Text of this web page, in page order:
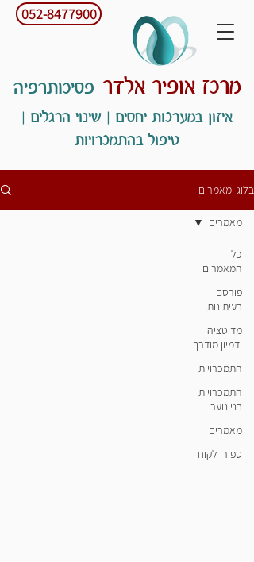
052-8477900
מרכז אופיר אלדר פסיכותרפיה
איזון במערכות יחסים | שינוי הרגלים |
טיפול בהתמכרויות
בלוג ומאמרים
כל
המאמרים
פורסם
בעיתונות
מדיטציה
ודמיון מודרך
התמכרויות
התמכרויות
בני נוער
מאמרים
ספורי לקוח
מאמרים